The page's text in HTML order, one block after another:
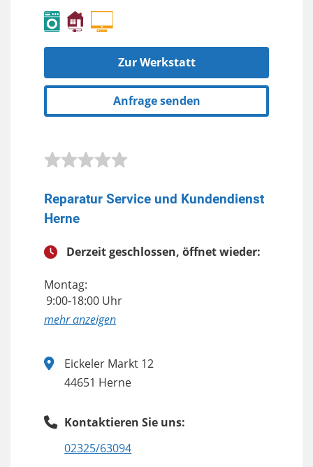
Zur Werkstatt
Anfrage senden
Reparatur Service und Kundendienst
Herne
Derzeit geschlossen, öffnet wieder:
Montag:
9:00-18:00 Uhr
anzeigen
Eickeler Markt 12
44651 Herne
Kontaktieren Sie uns:
02325/63094